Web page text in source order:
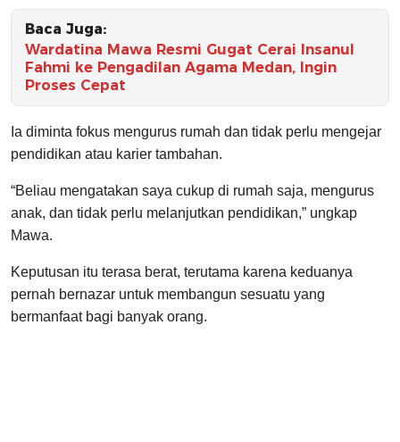
Baca Juga:
Wardatina Mawa Resmi Gugat Cerai Insanul
Fahmi ke Pengadilan Agama Medan, Ingin
Proses Cepat
Ia diminta fokus mengurus rumah dan tidak perlu mengejar
pendidikan atau karier tambahan.
“Beliau mengatakan saya cukup di rumah saja, mengurus
anak, dan tidak perlu melanjutkan pendidikan,” ungkap
Mawa.
Keputusan itu terasa berat, terutama karena keduanya
pernah bernazar untuk membangun sesuatu yang
bermanfaat bagi banyak orang.